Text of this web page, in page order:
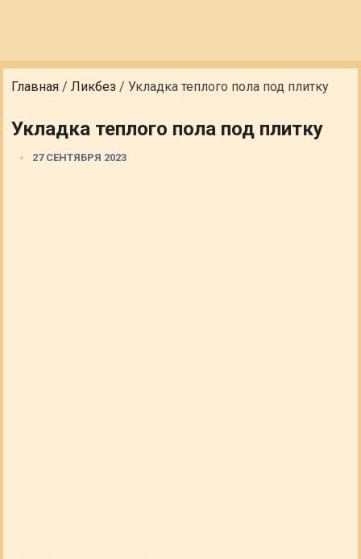
Главная /Ликбез /Укладка теплого пола под плитку
Укладка теплого пола под плитку
27 СЕНТЯБРЯ 2023